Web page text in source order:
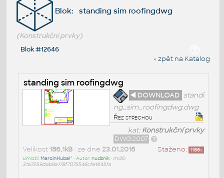
Blok: standing sim roofingdwg
(Konstrukční prvky)
Blok #12646
« zpět na Katalog
standing sim roofingdwg
◄ DOWNLOAD standi
ng_sim_roofingdwg.dwg
Řez střechou
kat:Konstrukční prvky
DWG2007
Staženo: 1186x
Velikost 186,1kB• ze dne 23.01.2016
Umístil: MarcinHubal^ • Autor:nudznik• md5:
31a7259dab9a178f7075546cfe1645fa